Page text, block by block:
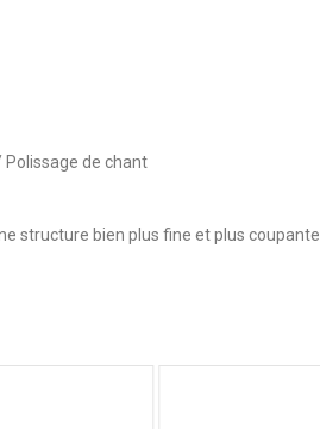
de chant
structure bien plus fine et plus coupante.